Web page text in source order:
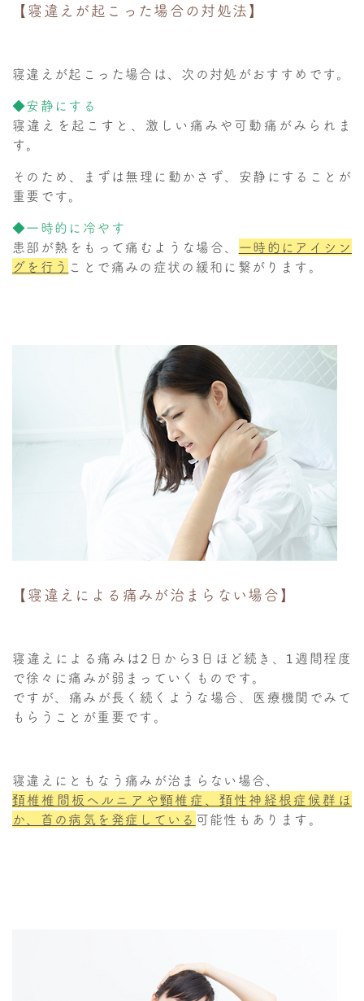
【寝違えが起こった場合の対処法】
寝違えが起こった場合は、次の対処がおすすめです。
◆安静にする
寝違えを起こすと、激しい痛みや可動痛がみられま
す。
そのため、まずは無理に動かさず、安静にすることが
重要です。
◆一時的に冷やす
患部が熱をもって痛むような場合、 一時的にアイシン
グを行う ことで痛みの症状の緩和に繋がります。
【寝違えによる痛みが治まらない場合】
寝違えによる痛みは2日から3日ほど続き、1週間程度
で徐々に痛みが弱まっていくものです。
ですが、痛みが長く続くような場合、医療機関でみて
もらうことが重要です。
寝違えにともなう痛みが治まらない場合、
頚椎椎間板ヘルニアや頸椎症、頚性神経根症候群ほ
か、首の病気を発症している 可能性もあります。